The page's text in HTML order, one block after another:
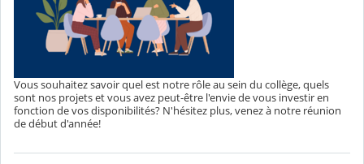
Vous souhaitez savoir quel est notre rôle au sein du collège, quels
sont nos projets et vous avez peut-être l'envie de vous investir en
fonction de vos disponibilités? N'hésitez plus, venez à notre réunion
de début d'année!